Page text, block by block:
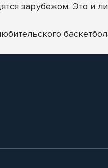
зарубежом. Это и